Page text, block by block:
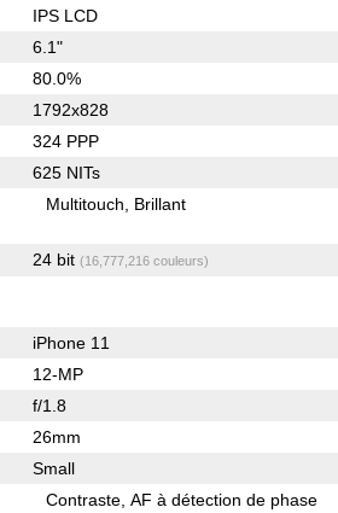
IPS LCD
6.1"
80.0%
1792x828
324 PPP
625 NITs
Multitouch Brillant
24 bit (16,777,216 couleurs)
iPhone 11
12-MP
f/1.8
26mm
Small
Contraste AF à détection de phase